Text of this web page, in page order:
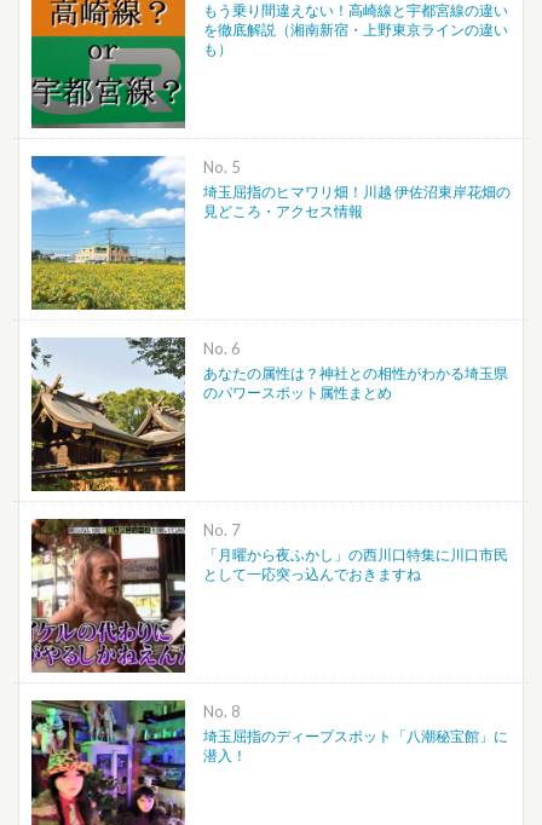
もう乗り間違えない！高崎線と宇都宮線の違い
を徹底解説（湘南新宿・上野東京ラインの違い
も）
No.
埼玉屈指のヒマワリ畑！川越 伊佐沼東岸花畑の
見どころ・アクセス情報
No.
あなたの属性は？神社との相性がわかる埼玉県
のパワースポット属性まとめ
No.
「月曜から夜ふかし」の西川口特集に川口市民
として一応突っ込んでおきますね
No.
埼玉屈指のディープスポット「八潮秘宝館」に
潜入！